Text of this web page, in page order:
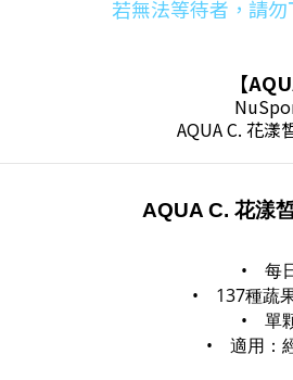
若無法等待者，請
【
AQUA C. 花漾
AQUA C. 花漾
• 每
• 137種蔬
• 單
• 適用：